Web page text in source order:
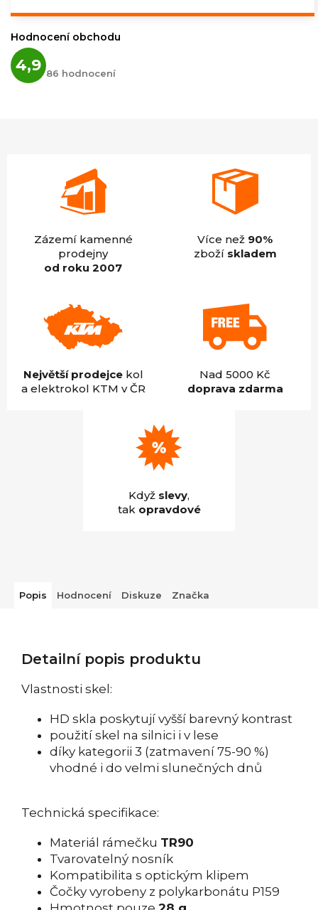
Hodnocení obchodu
4,9 hodnocení
obchodu
86 hodnocení
Zázemí kamenné
prodejny
od roku 2007
Více než 90%
zboží skladem
Největší prodejcekol
a elektrokol KTM v ČR
Nad 5000 Kč
doprava zdarma
Když slevy,
tak opravdové
Popis Hodnocení Diskuze Značka
Detailní popis produktu
Vlastnosti skel:
HD skla poskytují vyšší barevný kontrast
použití skel na silnici i v lese
díky kategorii 3 (zatmavení 75-90 %)
vhodné i do velmi slunečných dnů
Technická specifikace:
Materiál rámečku TR90
Tvarovatelný nosník
Kompatibilita s optickým klipem
Čočky vyrobeny z polykarbonátu P159